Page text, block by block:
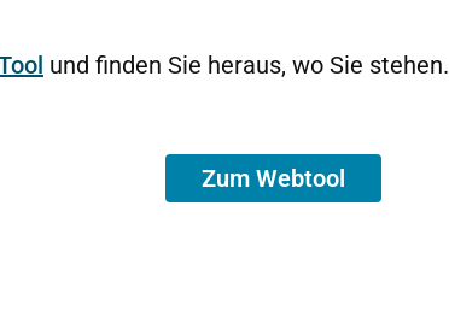
und finden Sie heraus, wo Sie stehen.
Zum Webtool